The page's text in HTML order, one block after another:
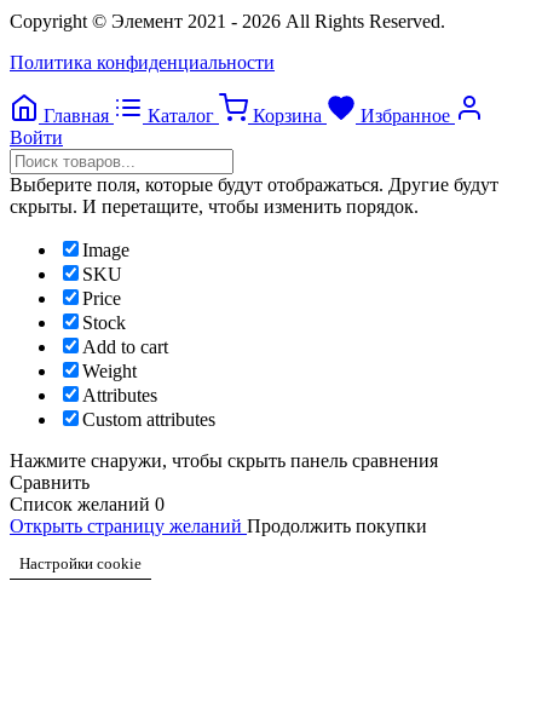
Copyright © Элемент 2021 - 2026 All Rights Reserved.
Политика конфиденциальности
Главная Каталог Корзина
Избранное
Войти
Выберите поля, которые будут отображаться. Другие будут
скрыты. И перетащите, чтобы изменить порядок.
Image
SKU
Price
Stock
Add to cart
Weight
Attributes
Custom attributes
Нажмите снаружи, чтобы скрыть панель сравнения
Сравнить
Список желаний 0
Открыть страницу желаний Продолжить покупки
Настройки cookie